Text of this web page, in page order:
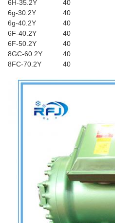
6H-35.2Y
40
6g-30.2Y
40
6g-40.2Y
40
6F-40.2Y
40
6F-50.2Y
40
8GC-60.2Y
40
8FC-70.2Y
40